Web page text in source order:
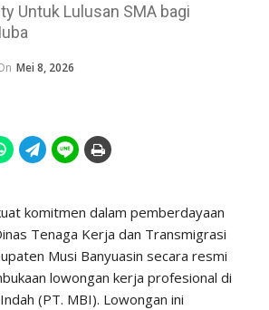
Untuk Lulusan SMA bagi
Mei 8, 2026
komitmen dalam pemberdayaan
Tenaga Kerja dan Transmigrasi
Musi Banyuasin secara resmi
lowongan kerja profesional di
(PT. MBI). Lowongan ini